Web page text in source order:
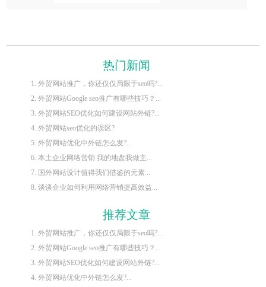
热门新闻
1. 外贸网站推广，你还仅仅局限于seo吗?...
2. 外贸网站Google seo推广有哪些技巧？...
3. 外贸网站SEO优化如何建设网站外链?...
4. 外贸网站seo优化的误区?
5. 外贸网站优化中外链怎么发?...
6. 本土企业网络营销 我的地盘我做主...
7. 国外网站设计值得我们借鉴的元素...
8. 谈谈企业如何利用网络营销提高效益...
推荐文章
1. 外贸网站推广，你还仅仅局限于seo吗?...
2. 外贸网站Google seo推广有哪些技巧？...
3. 外贸网站SEO优化如何建设网站外链?...
4. 外贸网站优化中外链怎么发?...